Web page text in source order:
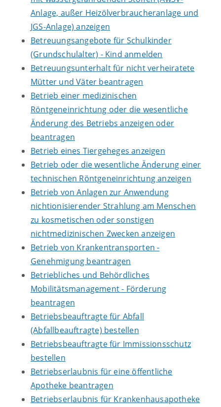
Anlage, außer Heizölverbraucheranlage und
JGS-Anlage) anzeigen
Betreuungsangebote für Schulkinder
(Grundschulalter) - Kind anmelden
Betreuungsunterhalt für nicht verheiratete
Mütter und Väter beantragen
Betrieb einer medizinischen
Röntgeneinrichtung oder die wesentliche
Änderung des Betriebs anzeigen oder
beantragen
Betrieb eines Tiergeheges anzeigen
Betrieb oder die wesentliche Änderung einer
technischen Röntgeneinrichtung anzeigen
Betrieb von Anlagen zur Anwendung
nichtionisierender Strahlung am Menschen
zu kosmetischen oder sonstigen
nichtmedizinischen Zwecken anzeigen
Betrieb von Krankentransporten -
Genehmigung beantragen
Betriebliches und Behördliches
Mobilitätsmanagement - Förderung
beantragen
Betriebsbeauftragte für Abfall
(Abfallbeauftragte) bestellen
Betriebsbeauftragte für Immissionsschutz
bestellen
Betriebserlaubnis für eine öffentliche
Apotheke beantragen
Betriebserlaubnis für Krankenhausapotheke